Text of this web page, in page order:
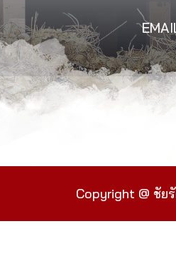
Copyright @ ชัย